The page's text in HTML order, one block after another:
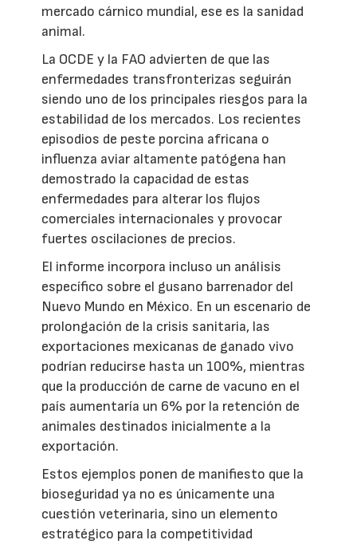
mercado cárnico mundial, ese es la sanidad
animal.
La OCDE y la FAO advierten de que las
enfermedades transfronterizas seguirán
siendo uno de los principales riesgos para la
estabilidad de los mercados. Los recientes
episodios de peste porcina africana o
influenza aviar altamente patógena han
demostrado la capacidad de estas
enfermedades para alterar los flujos
comerciales internacionales y provocar
fuertes oscilaciones de precios.
El informe incorpora incluso un análisis
específico sobre el gusano barrenador del
Nuevo Mundo en México. En un escenario de
prolongación de la crisis sanitaria, las
exportaciones mexicanas de ganado vivo
podrían reducirse hasta un 100%, mientras
que la producción de carne de vacuno en el
país aumentaría un 6% por la retención de
animales destinados inicialmente a la
exportación.
Estos ejemplos ponen de manifiesto que la
bioseguridad ya no es únicamente una
cuestión veterinaria, sino un elemento
estratégico para la competitividad